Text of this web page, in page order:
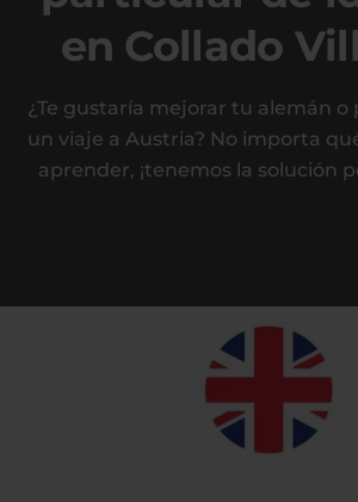
en Collado
¿Te gustaría mejorar tu alemán o
un viaje a Austria? No importa
aprender, ¡tenemos la solución